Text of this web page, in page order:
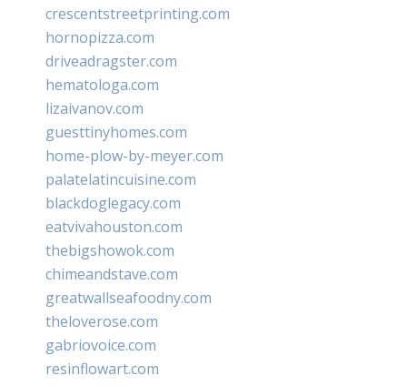
crescentstreetprinting.com
hornopizza.com
driveadragster.com
hematologa.com
lizaivanov.com
guesttinyhomes.com
home-plow-by-meyer.com
palatelatincuisine.com
blackdoglegacy.com
eatvivahouston.com
thebigshowok.com
chimeandstave.com
greatwallseafoodny.com
theloverose.com
gabriovoice.com
resinflowart.com